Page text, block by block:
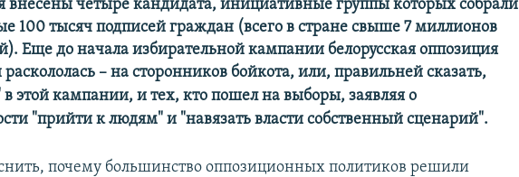
внесены четыре кандидата, инициативные группы которых собрали
100 тысяч подписей граждан (всего в стране свыше 7 миллионов
Еще до начала избирательной кампании белорусская оппозиция
– на сторонников бойкота, или, правильней сказать,
в этой кампании, и тех, кто пошел на выборы, заявляя о
"прийти к людям" и "навязать власти собственный сценарий".
почему большинство оппозиционных политиков решили